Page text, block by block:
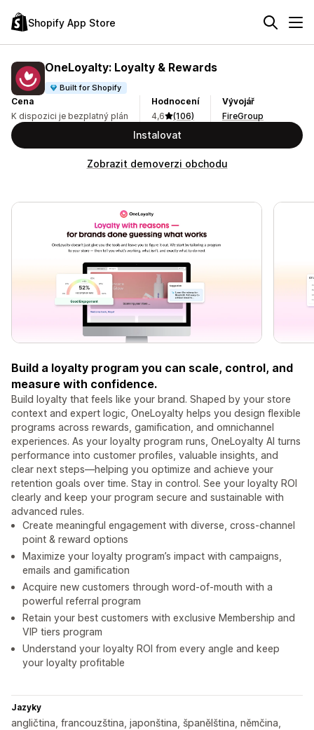
Shopify App Store
OneLoyalty: Loyalty & Rewards
Built for Shopify
Cena
K dispozici je bezplatný plán
Hodnocení
4,6
(106)
Vývojář
FireGroup
Instalovat
Zobrazit demoverzi obchodu
Build a loyalty program you can scale, control, and
measure with confidence.
Build loyalty that feels like your brand. Shaped by your store
context and expert logic, OneLoyalty helps you design flexible
programs across rewards, gamification, and omnichannel
experiences. As your loyalty program runs, OneLoyalty AI turns
performance into customer profiles, valuable insights, and
clear next steps—helping you optimize and achieve your
retention goals over time. Stay in control. See your loyalty ROI
clearly and keep your program secure and sustainable with
advanced rules.
Create meaningful engagement with diverse, cross-channel
point & reward options
Maximize your loyalty program’s impact with campaigns,
emails and gamification
Acquire new customers through word-of-mouth with a
powerful referral program
Retain your best customers with exclusive Membership and
VIP tiers program
Understand your loyalty ROI from every angle and keep
your loyalty profitable
Jazyky
angličtina, francouzština, japonština, španělština, němčina,